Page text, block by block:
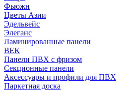
Фьюжн
Цветы Азии
Эдельвейс
Элеганс
Ламинированные панели
ВЕК
Панели ПВХ с фризом
Секционные панели
Аксессуары и профили для ПВХ
Паркетная доска